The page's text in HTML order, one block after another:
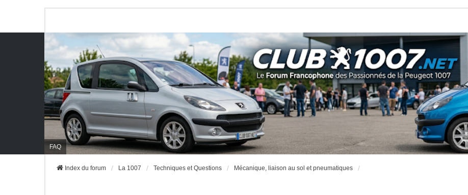
FAQ
Index du forum La 1007 Techniques et Questions Mécanique, liaison au sol et pneumatiques